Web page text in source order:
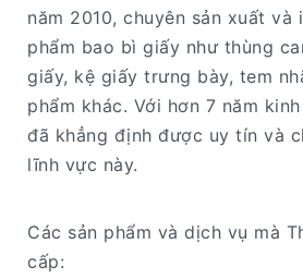
năm 2010, chuyên sản xuất và
phẩm bao bì giấy như thùng
giấy, kệ giấy trưng bày, tem
phẩm khác. Với hơn 7 năm
đã khẳng định được uy tín và
lĩnh vực này.
Các sản phẩm và dịch vụ mà
cấp: